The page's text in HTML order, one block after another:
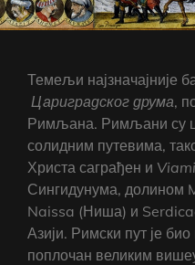
Темељи најзначајније
Цариградског друма,
Римљана. Римљани су
солидним путевима,
Христа саграђен и Via
Сингидунума, долином
Naissa (Ниша) и
Азији. Римски пут је
поплочан великим